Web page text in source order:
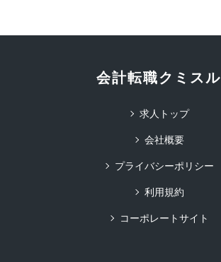
会計転職クミスル
求人トップ
会社概要
プライバシーポリシー
利用規約
コーポレートサイト